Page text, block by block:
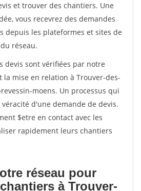
et trouver des chantiers. Une
vous recevrez des demandes
depuis les plateformes et sites de
réseau.
devis sont vérifiées par notre
la mise en relation à Trouver-des-
moens. Un processus qui
d'une demande de devis.
$etre en contact avec les
rapidement leurs chantiers
réseau pour
à Trouver-